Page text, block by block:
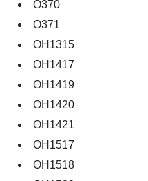
O370
O371
OH1315
OH1417
OH1419
OH1420
OH1421
OH1517
OH1518